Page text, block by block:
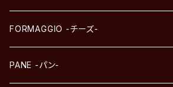
FORMAGGIO -チーズ-
PANE -パン-